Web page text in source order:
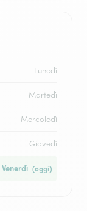
Lunedì
Martedì
Mercoledì
Giovedì
Venerdì (oggi)